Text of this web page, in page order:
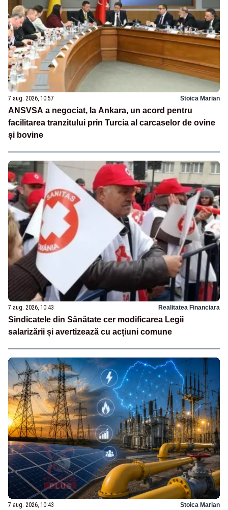
7 aug. 2026, 10:57 Stoica Marian
ANSVSA a negociat, la Ankara, un acord pentru
facilitarea tranzitului prin Turcia al carcaselor de ovine
și bovine
7 aug. 2026, 10:43 Realitatea Financiara
Sindicatele din Sănătate cer modificarea Legii
salarizării și avertizează cu acțiuni comune
7 aug. 2026, 10:43 Stoica Marian